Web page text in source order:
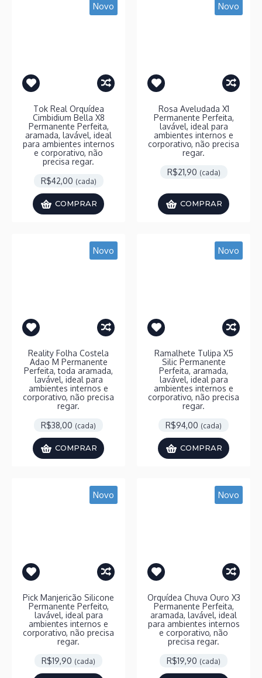
Novo
Tok Real Orquídea
Cimbidium Bella X8
Permanente Perfeita,
aramada, lavável, ideal
para ambientes internos
e corporativo, não
precisa regar.
R$42,00 (cada)
COMPRAR
Novo
Rosa Aveludada X1
Permanente Perfeita,
lavável, ideal para
ambientes internos e
corporativo, não precisa
regar.
R$21,90 (cada)
COMPRAR
Novo
Reality Folha Costela
Adao M Permanente
Perfeita, toda aramada,
lavável, ideal para
ambientes internos e
corporativo, não precisa
regar.
R$38,00 (cada)
COMPRAR
Novo
Ramalhete Tulipa X5
Silic Permanente
Perfeita, aramada,
lavável, ideal para
ambientes internos e
corporativo, não precisa
regar.
R$94,00 (cada)
COMPRAR
Novo
Pick Manjericão Silicone
Permanente Perfeito,
lavável, ideal para
ambientes internos e
corporativo, não precisa
regar.
R$19,90 (cada)
Novo
Orquídea Chuva Ouro X3
Permanente Perfeita,
aramada, lavável, ideal
para ambientes internos
e corporativo, não
precisa regar.
R$19,90 (cada)